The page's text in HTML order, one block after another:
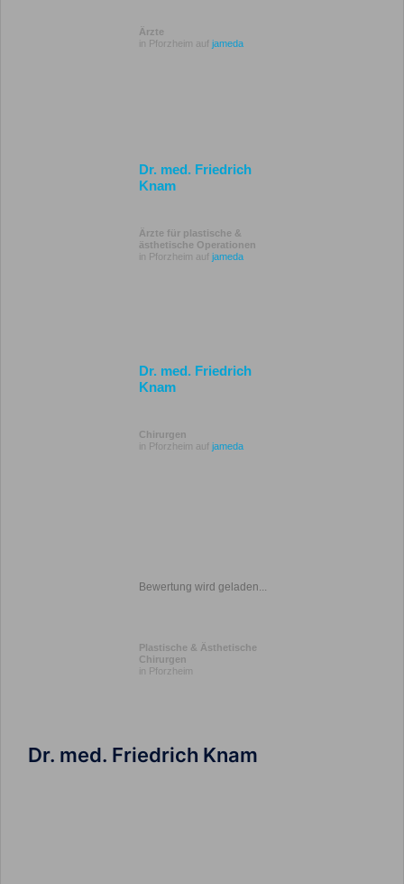
Ärzte
in Pforzheim auf jameda
Dr. med. Friedrich
Knam
Ärzte für plastische &
ästhetische Operationen
in Pforzheim auf jameda
Dr. med. Friedrich
Knam
Chirurgen
in Pforzheim auf jameda
Bewertung wird geladen...
Plastische & Ästhetische
Chirurgen
in Pforzheim
Dr. med. Friedrich Knam